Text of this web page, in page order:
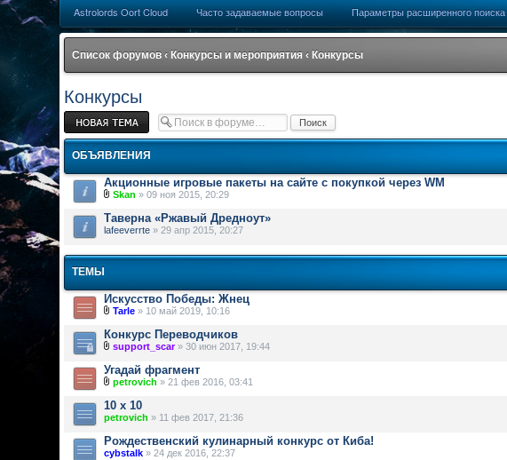
Astrolords Oort Cloud Часто задаваемые вопросы Параметры расширенного поиска
Список форумов ‹ Конкурсы и мероприятия ‹ Конкурсы
Конкурсы
Новая тема
ОБЪЯВЛЕНИЯ
Акционные игровые пакеты на сайте с покупкой через WM
Skan » 09 ноя 2015, 20:29
Таверна «Ржавый Дредноут»
lafeeverrte » 29 апр 2015, 20:27
ТЕМЫ
Искусство Победы: Жнец
Tarle » 10 май 2019, 10:16
Конкурс Переводчиков
support_scar» 30 июн 2017, 19:44
Угадай фрагмент
petrovich » 21 фев 2016, 03:41
10 х 10
petrovich » 11 фев 2017, 21:36
Рождественский кулинарный конкурс от Киба!
cybstalk » 24 дек 2016, 22:37